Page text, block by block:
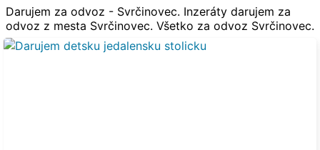
Darujem za odvoz - Svrčinovec. Inzeráty darujem za
odvoz z mesta Svrčinovec. Všetko za odvoz Svrčinovec.